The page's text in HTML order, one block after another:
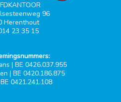
96
Herenthout
23 35 15
| BE 0426.037.955
| BE 0420.186.875
0421.241.108